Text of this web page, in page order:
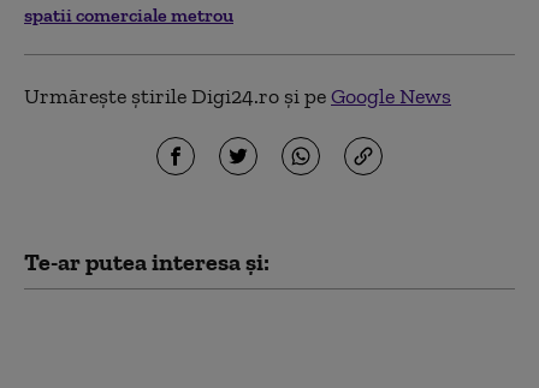
spatii comerciale metrou
Urmărește știrile Digi24.ro și peGoogle News
Te-ar putea interesa și: